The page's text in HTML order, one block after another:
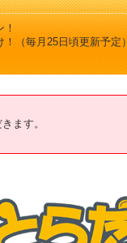
！
（毎月25日頃更新予定）
ます。